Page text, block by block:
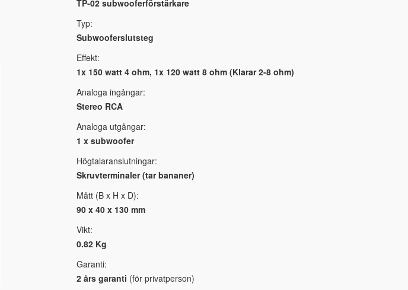
TP-02 subwooferförstärkare
Typ:
Subwooferslutsteg
Effekt:
1x 150 watt 4 ohm, 1x 120 watt 8 ohm (Klarar 2-8 ohm)
Analoga ingångar:
Stereo RCA
Analoga utgångar:
1 x subwoofer
Högtalaranslutningar:
Skruvterminaler (tar bananer)
Mått (B x H x D):
90 x 40 x 130 mm
Vikt:
0.82 Kg
Garanti:
2 års garanti (för privatperson)